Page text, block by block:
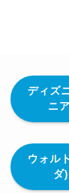
ディズ
ニ
ウォル
ダ